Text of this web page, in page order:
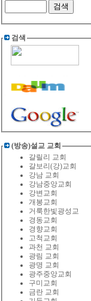
검색
(방송)설교 교회
갈릴리 교회
갈보리(강)교회
강남 교회
강남중앙교회
강변교회
개봉교회
거룩한빛광성교
경동교회
경향교회
고척교회
과천 교회
광림 교회
광명 교회
광주중앙교회
구미교회
금란 교회